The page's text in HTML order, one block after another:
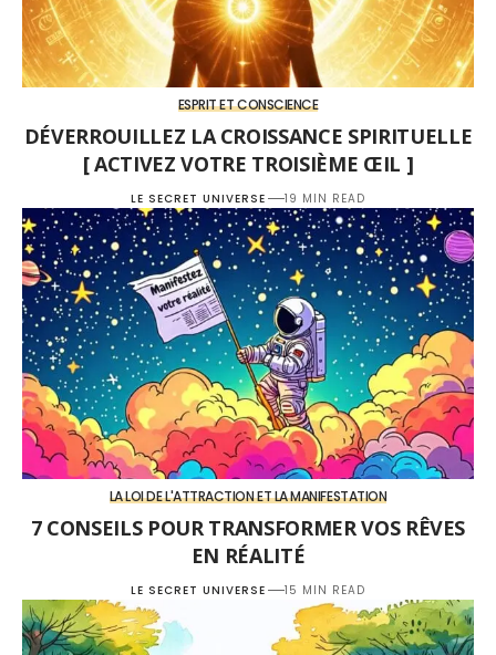
ESPRIT ET CONSCIENCE
DÉVERROUILLEZ LA CROISSANCE SPIRITUELLE
[ ACTIVEZ VOTRE TROISIÈME ŒIL ]
LE SECRET UNIVERSE 19 MIN READ
LA LOI DE L'ATTRACTION ET LA MANIFESTATION
7 CONSEILS POUR TRANSFORMER VOS RÊVES
EN RÉALITÉ
LE SECRET UNIVERSE 15 MIN READ